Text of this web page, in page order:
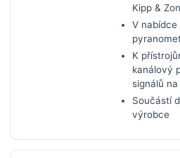
Kipp &
V nabídce
K
kanálový
signálů
Součástí
výrobce